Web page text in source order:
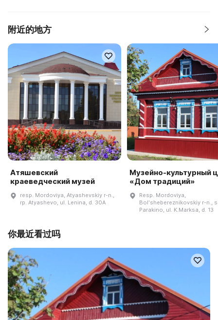
附近的地方
Атяшевский
краеведческий музей
resp. Mordoviya, Atyashevskiy r-n.,
rp. Atyashevo, ul. Lenina, d. 30A
Музейно-культурный
«Дом традиций»
Resp. Mordoviya,
Bolʹshebereznikovskiy r-n.,
Parakino, ul. K.Marksa, d. 13
你最近看过吗